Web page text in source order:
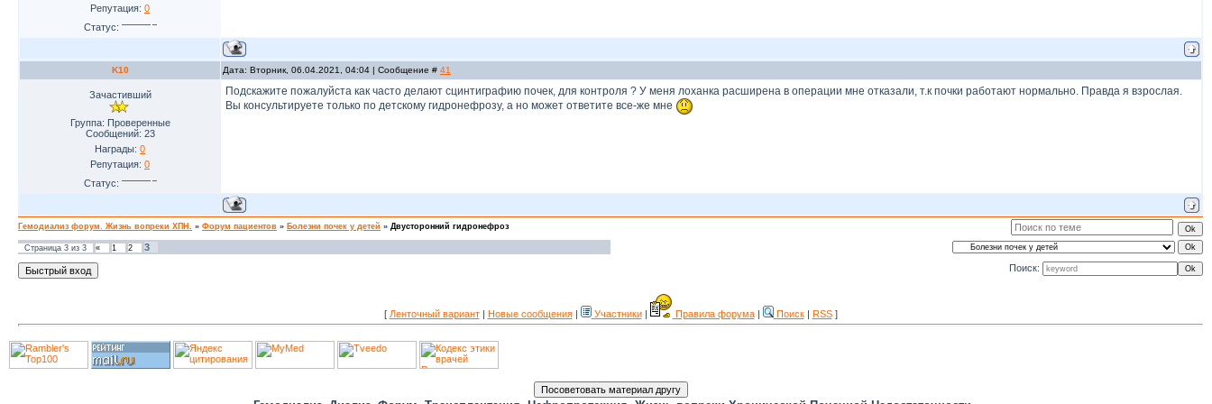
Репутация: 0
Статус:
K10 Дата: Вторник, 06.04.2021, 04:04 | Сообщение # 41
Зачастивший
Группа: Проверенные
Сообщений: 23
Награды: 0
Репутация: 0
Статус:
Подскажите пожалуйста как часто делают сцинтиграфию почек, для контроля ? У меня лоханка расширена в операции мне отказали, т.к почки работают нормально. Правда я взрослая.
Вы консультируете только по детскому гидронефрозу, а но может ответите все-же мне
Гемодиализ форум. Жизнь вопреки ХПН. » Форум пациентов » Болезни почек у детей » Двусторонний гидронефроз
Страница 3 из 3 « 1 2
3
Поиск:
[ Ленточный вариант| Новые сообщения| Участники| Правила форума| Поиск| RSS]